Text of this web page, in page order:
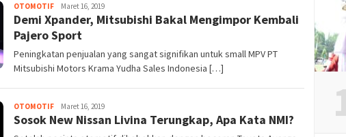
OTOMOTIF Merdeka17
Maret 16, 2019
Demi Xpander, Mitsubishi Bakal Mengimpor Kembali
Pajero Sport
Peningkatan penjualan yang sangat signifikan untuk small MPV PT
Mitsubishi Motors Krama Yudha Sales Indonesia […]
OTOMOTIF Merdeka17
Maret 16, 2019
Sosok New Nissan Livina Terungkap, Apa Kata NMI?